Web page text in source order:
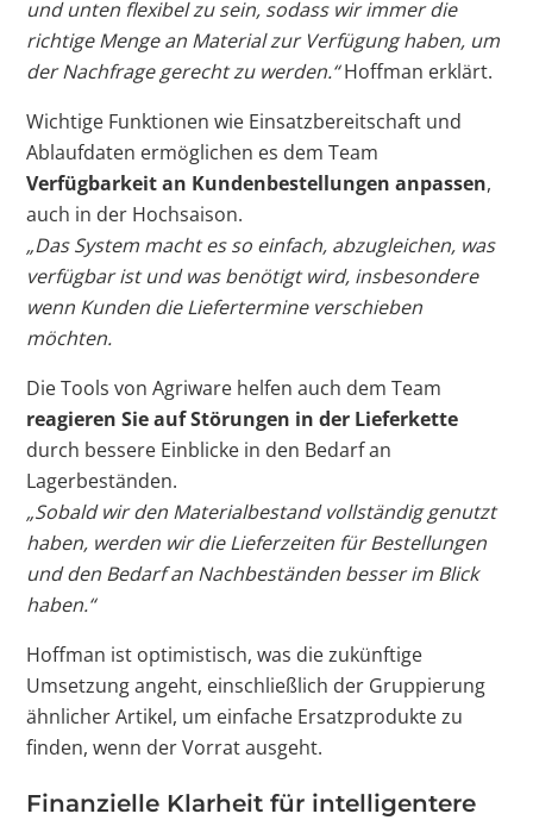
und unten flexibel zu sein, sodass wir immer die
richtige Menge an Material zur Verfügung haben, um
der Nachfrage gerecht zu werden.“Hoffman erklärt.
Wichtige Funktionen wie Einsatzbereitschaft und
Ablaufdaten ermöglichen es dem Team
Verfügbarkeit an Kundenbestellungen anpassen,
auch in der Hochsaison.
„Das System macht es so einfach, abzugleichen, was
verfügbar ist und was benötigt wird, insbesondere
wenn Kunden die Liefertermine verschieben
möchten.
Die Tools von Agriware helfen auch dem Team
reagieren Sie auf Störungen in der Lieferkette
durch bessere Einblicke in den Bedarf an
Lagerbeständen.
„Sobald wir den Materialbestand vollständig genutzt
haben, werden wir die Lieferzeiten für Bestellungen
und den Bedarf an Nachbeständen besser im Blick
haben.“
Hoffman ist optimistisch, was die zukünftige
Umsetzung angeht, einschließlich der Gruppierung
ähnlicher Artikel, um einfache Ersatzprodukte zu
finden, wenn der Vorrat ausgeht.
Finanzielle Klarheit für intelligentere